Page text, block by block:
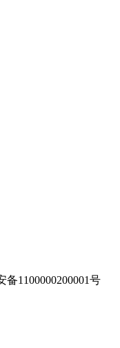
备1100000200001号